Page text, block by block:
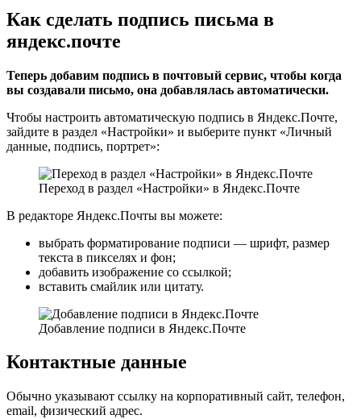
Как сделать подпись письма в
яндекс.почте
Теперь добавим подпись в почтовый сервис, чтобы когда
вы создавали письмо, она добавлялась автоматически.
Чтобы настроить автоматическую подпись в Яндекс.Почте,
зайдите в раздел «Настройки» и выберите пункт «Личный
данные, подпись, портрет»:
Переход в раздел «Настройки» в Яндекс.Почте
В редакторе Яндекс.Почты вы можете:
выбрать форматирование подписи — шрифт, размер
текста в пикселях и фон;
добавить изображение со ссылкой;
вставить смайлик или цитату.
Добавление подписи в Яндекс.Почте
Контактные данные
Обычно указывают ссылку на корпоративный сайт, телефон,
email, физический адрес.